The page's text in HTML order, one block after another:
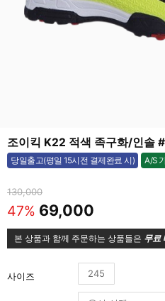
조이킥 K22 적색 족구화/인솔 #
당일출고(평일 15시전 결제완료 시) A/S
130,000
47% 69,000
본 상품과 함께 주문하는 상품들은 무료
사이즈 245